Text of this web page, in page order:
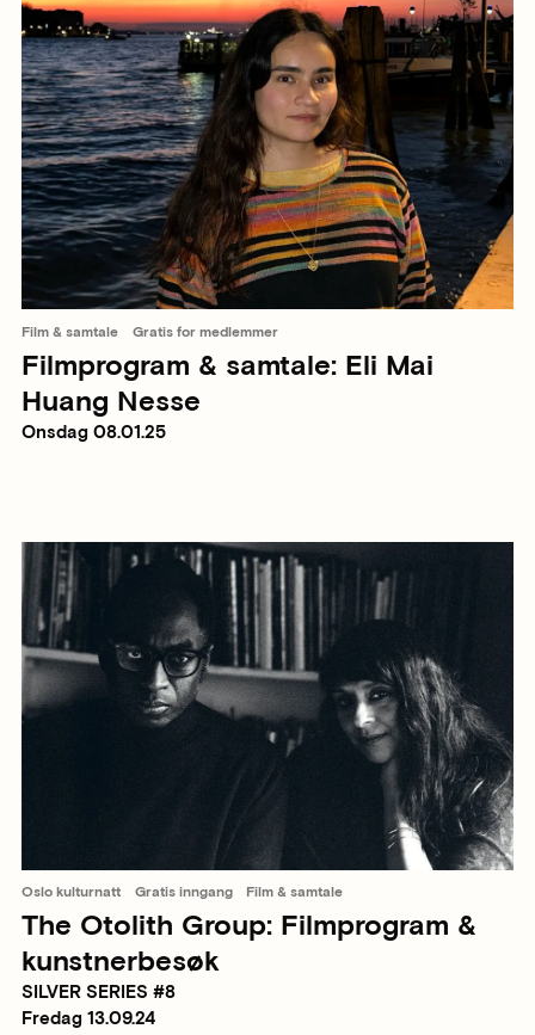
Film & samtale Gratis for medlemmer
Filmprogram & samtale: Eli Mai
Huang Nesse
Onsdag 08.01.25
Oslo kulturnatt Gratis inngang Film & samtale
The Otolith Group: Filmprogram &
kunstnerbesøk
SILVER SERIES #8
Fredag 13.09.24